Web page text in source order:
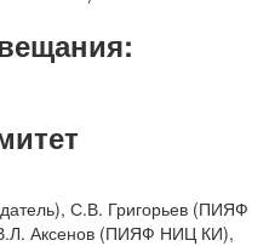
С.В. Григорьев (ПИЯФ
Аксенов (ПИЯФ НИЦ КИ),